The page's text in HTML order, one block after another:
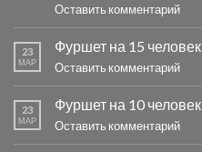
Оставить комментарий
23
МАР
Фуршет на 15 человек
Оставить комментарий
23
МАР
Фуршет на 10 человек
Оставить комментарий